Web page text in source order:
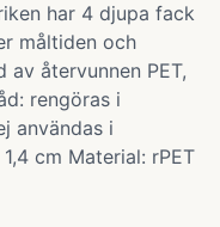
har 4 djupa fack
måltiden och
återvunnen PET,
rengöras i
användas i
cm Material: rPET